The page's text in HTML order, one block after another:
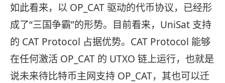
如此看来，以 OP_CAT 驱动的代币协议，已经形
成了“三国争霸”的形势。目前看来，UniSat 支持
的 CAT Protocol 占据优势。CAT Protocol 能够
在任何激活 OP_CAT 的 UTXO 链上运行，也就是
说未来待比特币主网支持 OP_CAT，其也可以迁